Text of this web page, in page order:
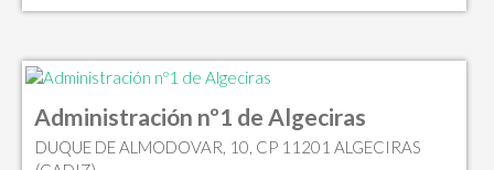
Administración nº1 de Algeciras
DUQUE DE ALMODOVAR, 10, CP 11201 ALGECIRAS